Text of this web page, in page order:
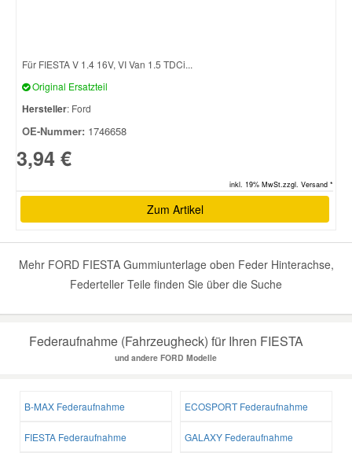
Für FIESTA V 1.4 16V, VI Van 1.5 TDCi...
Original Ersatzteil
Hersteller: Ford
OE-Nummer: 1746658
3,94 €
inkl. 19% MwSt.zzgl. Versand *
Zum Artikel
Mehr FORD FIESTA Gummiunterlage oben Feder Hinterachse,
Federteller Teile finden Sie über die Suche
Federaufnahme (Fahrzeugheck) für Ihren FIESTA
und andere FORD Modelle
B-MAX Federaufnahme ECOSPORT Federaufnahme
FIESTA Federaufnahme GALAXY Federaufnahme